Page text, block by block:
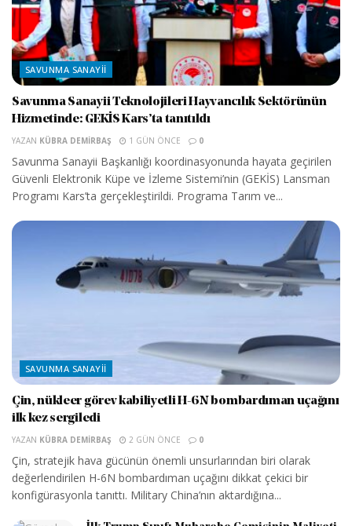
SAVUNMA SANAYII
Savunma Sanayii Teknolojileri Hayvancılık Sektörünün
Hizmetinde: GEKİS Kars’ta tanıtıldı
YAZAN KÜBRA DEMIRBAŞ 1 GÜN ÖNCE 0
Savunma Sanayii Başkanlığı koordinasyonunda hayata geçirilen
Güvenli Elektronik Küpe ve İzleme Sistemi’nin (GEKİS) Lansman
Programı Kars’ta gerçekleştirildi. Programa Tarım ve...
SAVUNMA SANAYII
Çin, nükleer görev kabiliyetli H-6N bombardıman uçağını
ilk kez sergiledi
YAZAN KÜBRA DEMIRBAŞ 2 GÜN ÖNCE 0
Çin, stratejik hava gücünün önemli unsurlarından biri olarak
değerlendirilen H-6N bombardıman uçağını dikkat çekici bir
konfigürasyonla tanıttı. Military China’nın aktardığına...